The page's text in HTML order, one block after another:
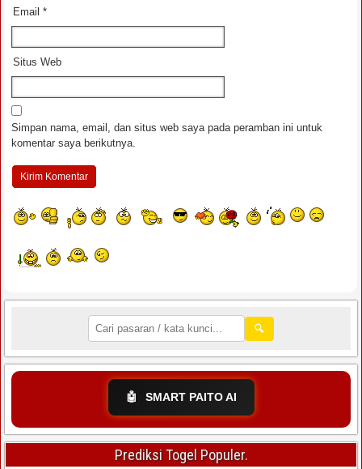
Email *
Situs Web
Simpan nama, email, dan situs web saya pada peramban ini untuk
komentar saya berikutnya.
🔍
🤖 SMART PAITO AI
Prediksi Togel Populer.